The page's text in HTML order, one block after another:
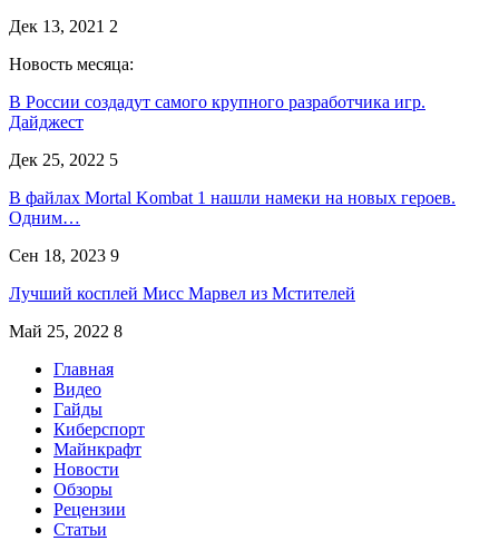
Дек 13, 2021 2
Новость месяца:
В России создадут самого крупного разработчика игр.
Дайджест
Дек 25, 2022 5
В файлах Mortal Kombat 1 нашли намеки на новых героев.
Одним…
Сен 18, 2023 9
Лучший косплей Мисс Марвел из Мстителей
Май 25, 2022 8
Главная
Видео
Гайды
Киберспорт
Майнкрафт
Новости
Обзоры
Рецензии
Статьи